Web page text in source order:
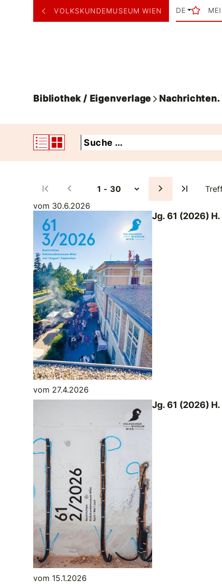
VOLKSKUNDEMUSEUM WIEN DE
Bibliothek / Eigenverlage Nachrichten.
vom 30.6.2026
Jg. 61 (2026) H.
vom 27.4.2026
Jg. 61 (2026) H.
vom 15.1.2026